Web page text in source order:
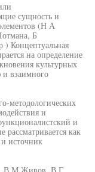
сущность и
(Н А
Б
Концептуальная
на определение
культурных
и взаимного
методологических
и
и
как
источник